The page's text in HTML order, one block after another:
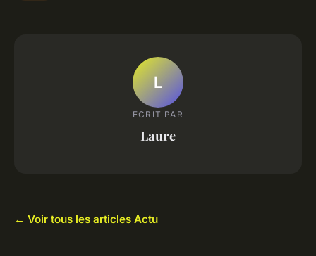
L
ECRIT PAR
Laure
← Voir tous les articles Actu